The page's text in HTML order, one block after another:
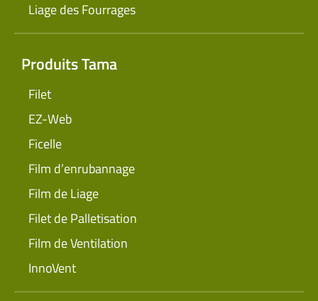
Liage des Fourrages
Produits Tama
Filet
EZ-Web
Ficelle
Film d’enrubannage
Film de Liage
Filet de Palletisation
Film de Ventilation
InnoVent